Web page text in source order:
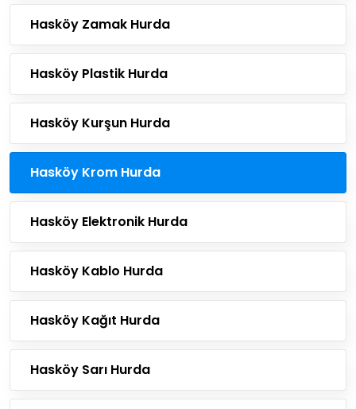
Hasköy Zamak Hurda
Hasköy Plastik Hurda
Hasköy Kurşun Hurda
Hasköy Krom Hurda
Hasköy Elektronik Hurda
Hasköy Kablo Hurda
Hasköy Kağıt Hurda
Hasköy Sarı Hurda